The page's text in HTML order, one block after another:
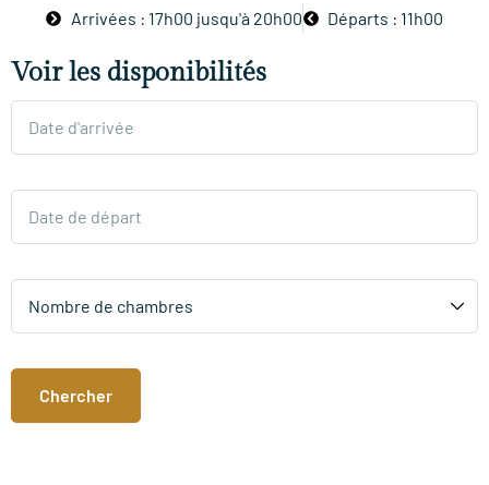
Arrivées : 17h00 jusqu'à 20h00 Départs : 11h00
Voir les disponibilités